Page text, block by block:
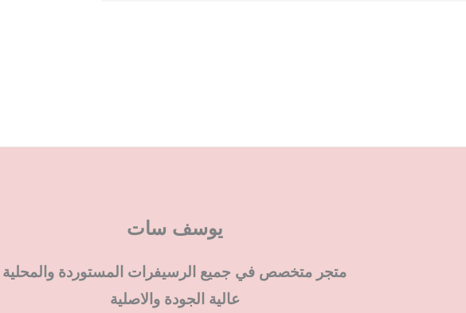
يوسف سات
متجر متخصص في جميع الرسيفرات المستوردة والمحلية
عالية الجودة والاصلية